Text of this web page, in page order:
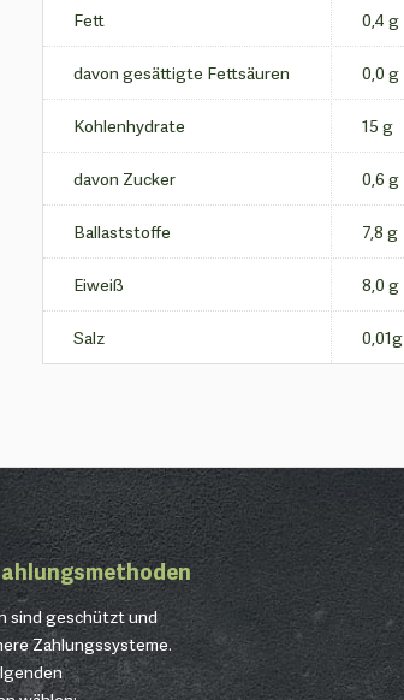
Fett 0,4 g
davon gesättigte Fettsäuren 0,0 g
Kohlenhydrate 15 g
davon Zucker 0,6 g
Ballaststoffe 7,8 g
Eiweiß 8,0 g
Salz 0,01g
sind geschützt und
Zahlungssysteme.